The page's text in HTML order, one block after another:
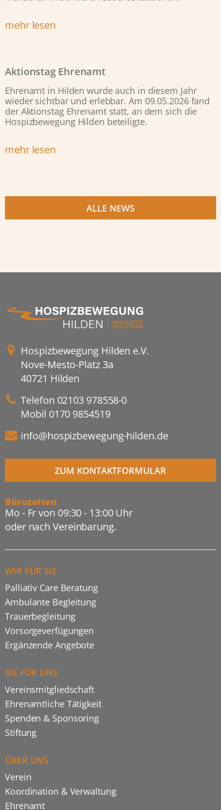
mehr lesen
Aktionstag Ehrenamt
Ehrenamt in Hilden wurde auch in diesem Jahr
wieder sichtbar und erlebbar. Am 09.05.2026 fand
der Aktionstag Ehrenamt statt, an dem sich die
Hospizbewegung Hilden beteiligte.
mehr lesen
ALLE NEWS
Hospizbewegung Hilden e.V.
Nove-Mesto-Platz 3a
40721 Hilden
Telefon 02103 978558-0
Mobil 0170 9854519
info@hospizbewegung-hilden.de
ZUM KONTAKTFORMULAR
Bürozeiten
Mo - Fr von 09:30 - 13:00 Uhr
oder nach Vereinbarung.
WIR FÜR SIE
Palliativ Care Beratung
Ambulante Begleitung
Trauerbegleitung
Vorsorgeverfügungen
Ergänzende Angebote
SIE FÜR UNS
Vereinsmitgliedschaft
Ehrenamtliche Tätigkeit
Spenden & Sponsoring
Stiftung
ÜBER UNS
Verein
Koordination & Verwaltung
Ehrenamt